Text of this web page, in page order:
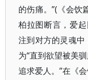
的伤痛。”(《会饮
柏拉图断言，爱
注到对方的灵魂
为“直到欲望被美
追求爱人。”在《